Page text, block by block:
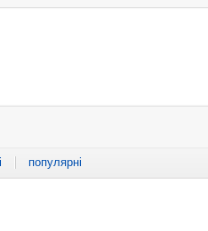
популярні